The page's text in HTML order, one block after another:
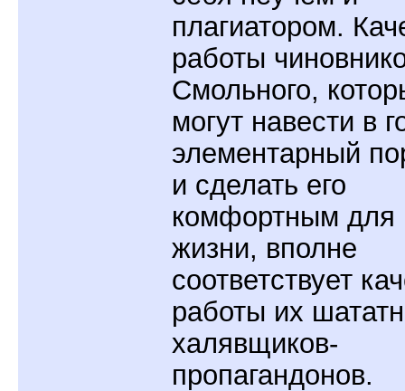
плагиатором.
работы
Смольного,
могут навести в
элементарный
и сделать его
комфортным для
жизни, вполне
соответствует
работы их
халявщиков-
пропагандонов.